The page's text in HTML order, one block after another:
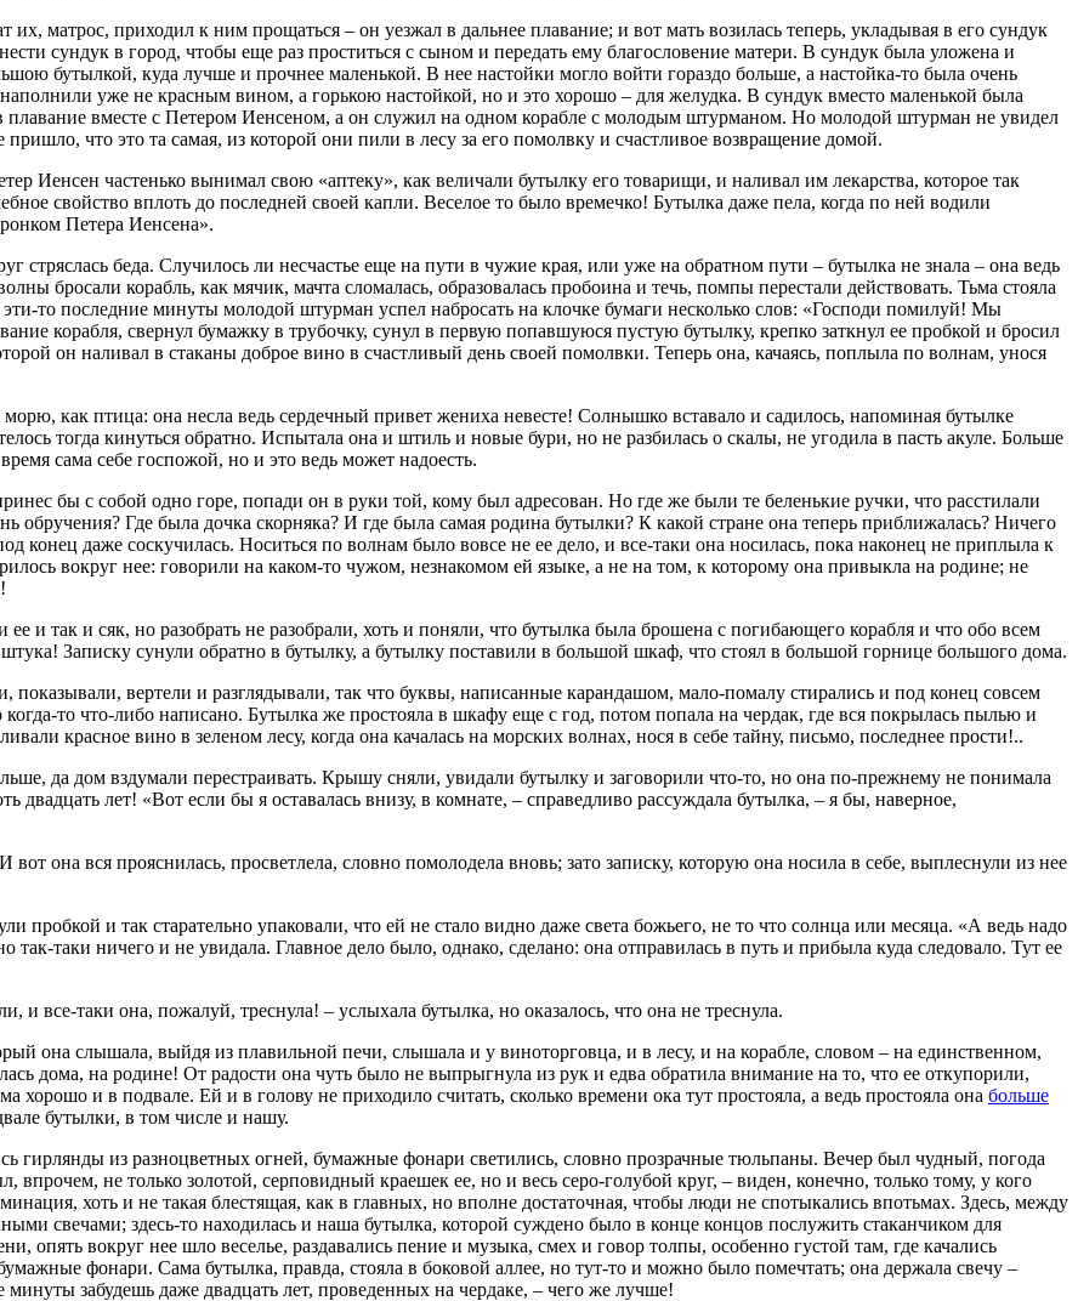
их, матрос, приходил к ним прощаться – он уезжал в дальнее плавание; и вот мать возилась теперь, укладывая в его сундук
сундук в город, чтобы еще раз проститься с сыном и передать ему благословение матери. В сундук была уложена и
бутылкой, куда лучше и прочнее маленькой. В нее настойки могло войти гораздо больше, а настойка-то была очень
уже не красным вином, а горькою настойкой, но и это хорошо – для желудка. В сундук вместо маленькой была
плавание вместе с Петером Иенсеном, а он служил на одном корабле с молодым штурманом. Но молодой штурман не увидел
что это та самая, из которой они пили в лесу за его помолвку и счастливое возвращение домой.
Иенсен частенько вынимал свою «аптеку», как величали бутылку его товарищи, и наливал им лекарства, которое так
свойство вплоть до последней своей капли. Веселое то было времечко! Бутылка даже пела, когда по ней водили
Петера Иенсена».
стряслась беда. Случилось ли несчастье еще на пути в чужие края, или уже на обратном пути – бутылка не знала – она ведь
бросали корабль, как мячик, мачта сломалась, образовалась пробоина и течь, помпы перестали действовать. Тьма стояла
эти-то последние минуты молодой штурман успел набросать на клочке бумаги несколько слов: «Господи помилуй! Мы
корабля, свернул бумажку в трубочку, сунул в первую попавшуюся пустую бутылку, крепко заткнул ее пробкой и бросил
он наливал в стаканы доброе вино в счастливый день своей помолвки. Теперь она, качаясь, поплыла по волнам, унося
как птица: она несла ведь сердечный привет жениха невесте! Солнышко вставало и садилось, напоминая бутылке
тогда кинуться обратно. Испытала она и штиль и новые бури, но не разбилась о скалы, не угодила в пасть акуле. Больше
сама себе госпожой, но и это ведь может надоесть.
бы с собой одно горе, попади он в руки той, кому был адресован. Но где же были те беленькие ручки, что расстилали
обручения? Где была дочка скорняка? И где была самая родина бутылки? К какой стране она теперь приближалась? Ничего
конец даже соскучилась. Носиться по волнам было вовсе не ее дело, и все-таки она носилась, пока наконец не приплыла к
вокруг нее: говорили на каком-то чужом, незнакомом ей языке, а не на том, к которому она привыкла на родине; не
и так и сяк, но разобрать не разобрали, хоть и поняли, что бутылка была брошена с погибающего корабля и что обо всем
Записку сунули обратно в бутылку, а бутылку поставили в большой шкаф, что стоял в большой горнице большого дома.
показывали, вертели и разглядывали, так что буквы, написанные карандашом, мало-помалу стирались и под конец совсем
то что-либо написано. Бутылка же простояла в шкафу еще с год, потом попала на чердак, где вся покрылась пылью и
красное вино в зеленом лесу, когда она качалась на морских волнах, нося в себе тайну, письмо, последнее прости!..
да дом вздумали перестраивать. Крышу сняли, увидали бутылку и заговорили что-то, но она по-прежнему не понимала
двадцать лет! «Вот если бы я оставалась внизу, в комнате, – справедливо рассуждала бутылка, – я бы, наверное,
она вся прояснилась, просветлела, словно помолодела вновь; зато записку, которую она носила в себе, выплеснули из нее
и так старательно упаковали, что ей не стало видно даже света божьего, не то что солнца или месяца. «А ведь надо
так-таки ничего и не увидала. Главное дело было, однако, сделано: она отправилась в путь и прибыла куда следовало. Тут ее
и все-таки она, пожалуй, треснула! – услыхала бутылка, но оказалось, что она не треснула.
она слышала, выйдя из плавильной печи, слышала и у виноторговца, и в лесу, и на корабле, словом – на единственном,
дома, на родине! От радости она чуть было не выпрыгнула из рук и едва обратила внимание на то, что ее откупорили,
и в подвале. Ей и в голову не приходило считать, сколько времени ока тут простояла, а ведь простояла она больше
бутылки, в том числе и нашу.
гирлянды из разноцветных огней, бумажные фонари светились, словно прозрачные тюльпаны. Вечер был чудный, погода
впрочем, не только золотой, серповидный краешек ее, но и весь серо-голубой круг, – виден, конечно, только тому, у кого
хоть и не такая блестящая, как в главных, но вполне достаточная, чтобы люди не спотыкались впотьмах. Здесь, между
свечами; здесь-то находилась и наша бутылка, которой суждено было в конце концов послужить стаканчиком для
опять вокруг нее шло веселье, раздавались пение и музыка, смех и говор толпы, особенно густой там, где качались
фонари. Сама бутылка, правда, стояла в боковой аллее, но тут-то и можно было помечтать; она держала свечу –
забудешь даже двадцать лет, проведенных на чердаке, – чего же лучше!